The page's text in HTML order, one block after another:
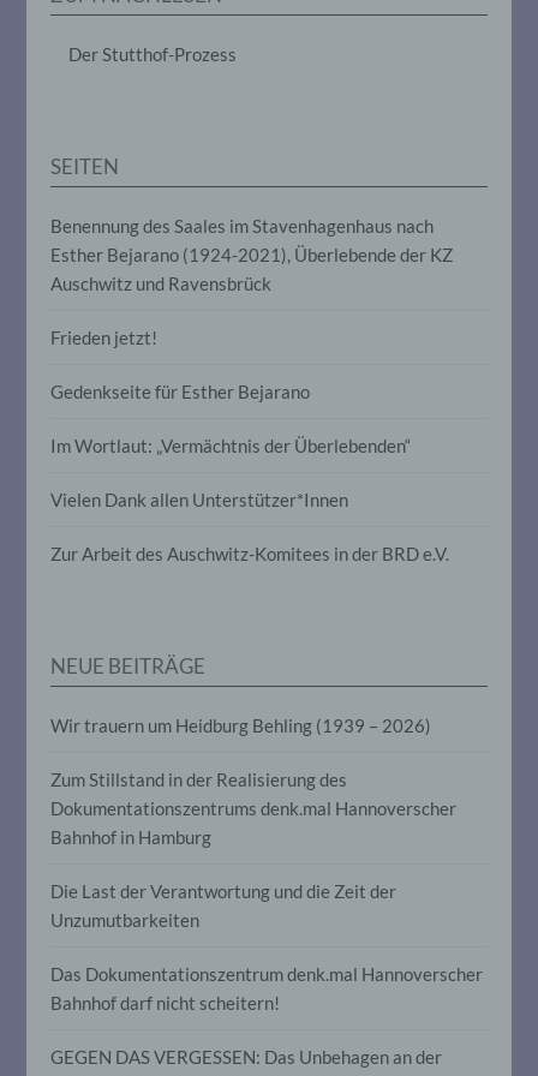
Der Stutthof-Prozess
SEITEN
Benennung des Saales im Stavenhagenhaus nach
Esther Bejarano (1924-2021), Überlebende der KZ
Auschwitz und Ravensbrück
Frieden jetzt!
Gedenkseite für Esther Bejarano
Im Wortlaut: „Vermächtnis der Überlebenden“
Vielen Dank allen Unterstützer*Innen
Zur Arbeit des Auschwitz-Komitees in der BRD e.V.
NEUE BEITRÄGE
Wir trauern um Heidburg Behling (1939 – 2026)
Zum Stillstand in der Realisierung des
Dokumentationszentrums denk.mal Hannoverscher
Bahnhof in Hamburg
Die Last der Verantwortung und die Zeit der
Unzumutbarkeiten
Das Dokumentationszentrum denk.mal Hannoverscher
Bahnhof darf nicht scheitern!
GEGEN DAS VERGESSEN: Das Unbehagen an der
das Ordnen, die Speicherung, die
Auslesen, das Abfragen, die Verwendung,
d) Einschränkung der Verarbeitung
personenbezogener Daten mit dem Ziel,
e) Profiling
Profiling ist jede Art der automatisierten
personenbezogenen Daten verwendet
Arbeitsleistung, wirtschaftlicher Lage,
Gesundheit, persönlicher Vorlieben,
Aufenthaltsort oder Ortswechsel dieser
vorherzusagen.
f) Pseudonymisierung
Pseudonymisierung ist die Verarbeitung
personenbezogener Daten in einer Weise,
ohne Hinzuziehung zusätzlicher
Informationen nicht mehr einer
spezifischen betroffenen Person
zusätzlichen Informationen gesondert